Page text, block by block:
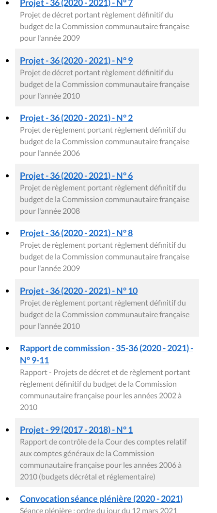
Projet - 36 (2020 - 2021) - N° 7
Projet de décret portant règlement définitif du
budget de la Commission communautaire française
pour l'année 2009
Projet - 36 (2020 - 2021) - N° 9
Projet de décret portant règlement définitif du
budget de la Commission communautaire française
pour l'année 2010
Projet - 36 (2020 - 2021) - N° 2
Projet de règlement portant règlement définitif du
budget de la Commission communautaire française
pour l'année 2006
Projet - 36 (2020 - 2021) - N° 6
Projet de règlement portant règlement définitif du
budget de la Commission communautaire française
pour l'année 2008
Projet - 36 (2020 - 2021) - N° 8
Projet de règlement portant règlement définitif du
budget de la Commission communautaire française
pour l'année 2009
Projet - 36 (2020 - 2021) - N° 10
Projet de règlement portant règlement définitif du
budget de la Commission communautaire française
pour l'année 2010
Rapport de commission - 35-36 (2020 - 2021) -
N° 9-11
Rapport - Projets de décret et de règlement portant
règlement définitif du budget de la Commission
communautaire française pour les années 2002 à
2010
Projet - 99 (2017 - 2018) - N° 1
Rapport de contrôle de la Cour des comptes relatif
aux comptes généraux de la Commission
communautaire française pour les années 2006 à
2010 (budgets décrétal et réglementaire)
Convocation séance plénière (2020 - 2021)
Séance plénière : ordre du jour du 12 mars 2021